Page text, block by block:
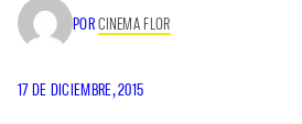
PORCINEMA FLOR
17 DE DICIEMBRE, 2015